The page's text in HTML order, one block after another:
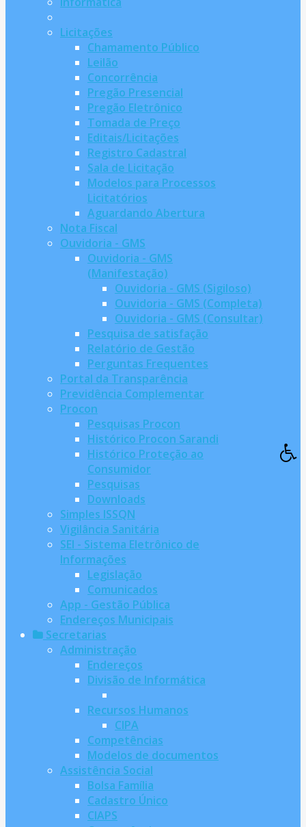
Licitações
Chamamento Público
Leilão
Concorrência
Pregão Presencial
Pregão Eletrônico
Tomada de Preço
Editais/Licitações
Registro Cadastral
Sala de Licitação
Modelos para Processos
Licitatórios
Aguardando Abertura
Nota Fiscal
Ouvidoria - GMS
Ouvidoria - GMS
(Manifestação)
Ouvidoria - GMS (Sigiloso)
Ouvidoria - GMS (Completa)
Ouvidoria - GMS (Consultar)
Pesquisa de satisfação
Relatório de Gestão
Perguntas Frequentes
Portal da Transparência
Previdência Complementar
Procon
Pesquisas Procon
Histórico Procon Sarandi
Histórico Proteção ao
Consumidor
Pesquisas
Downloads
Simples ISSQN
Vigilância Sanitária
SEI - Sistema Eletrônico de
Informações
Legislação
Comunicados
App - Gestão Pública
Endereços Municipais
Secretarias
Administração
Endereços
Divisão de Informática
Recursos Humanos
CIPA
Competências
Modelos de documentos
Assistência Social
Bolsa Família
Cadastro Único
CIAPS